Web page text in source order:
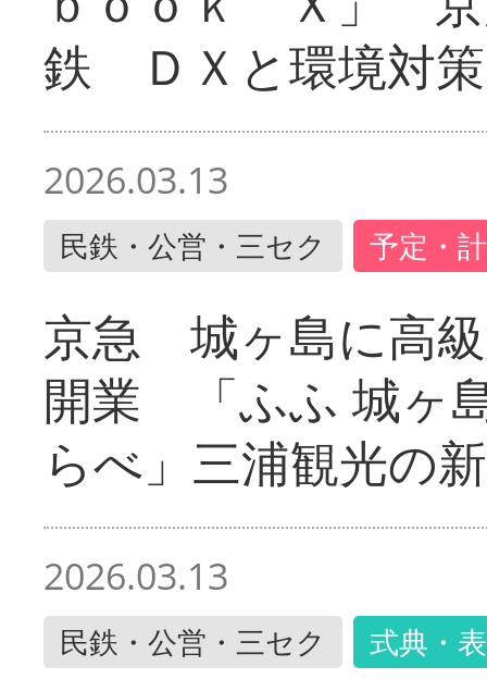
鉄 ＤＸと環境対策
2026.03.13
民鉄・公営・三セク 予定・
京急 城ヶ島に高
開業 「ふふ 城ヶ
らべ」三浦観光の
2026.03.13
民鉄・公営・三セク 式典・